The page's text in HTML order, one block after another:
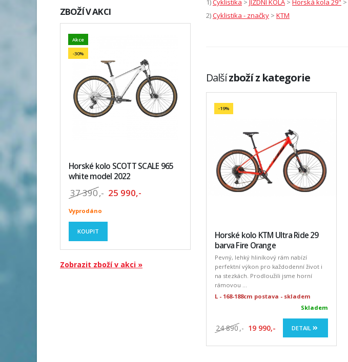
ZBOŽÍ V AKCI
Akce
-30%
Horské kolo SCOTT SCALE 965
white model 2022
37 390,- 25 990,-
Vyprodáno
KOUPIT
Zobrazit zboží v akci »
1)Cyklistika > JÍZDNÍ KOLA > Horská kola 29" >
2)Cyklistika - značky > KTM
Dalšízboží z kategorie
-19%
Horské kolo KTM Ultra Ride 29
barva Fire Orange
Pevný, lehký hliníkový rám nabízí
perfektní výkon pro každodenní život i
na stezkách. Prodloužili jsme horní
rámovou ...
L - 168-188cm postava - skladem
Skladem
24 890 ,- 19 990,- DETAIL